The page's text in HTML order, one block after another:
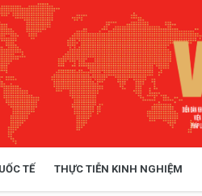
TẾ THỰC TIỄN KINH NGHIỆM